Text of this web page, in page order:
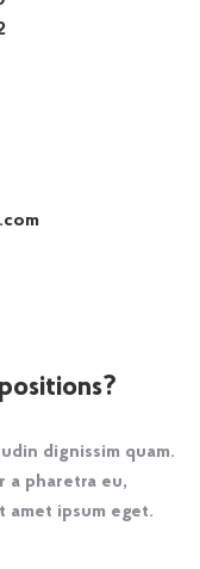
dignissim quam.
a pharetra eu,
amet ipsum eget.